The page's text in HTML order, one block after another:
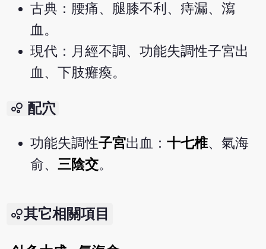
古典：腰痛、腿膝不利、痔漏、瀉
血。
現代：月經不調、功能失調性子宮出
血、下肢癱瘓。
bubble_chart 配穴
功能失調性子宮出血：十七椎、氣海
俞、三陰交。
其它相關項目